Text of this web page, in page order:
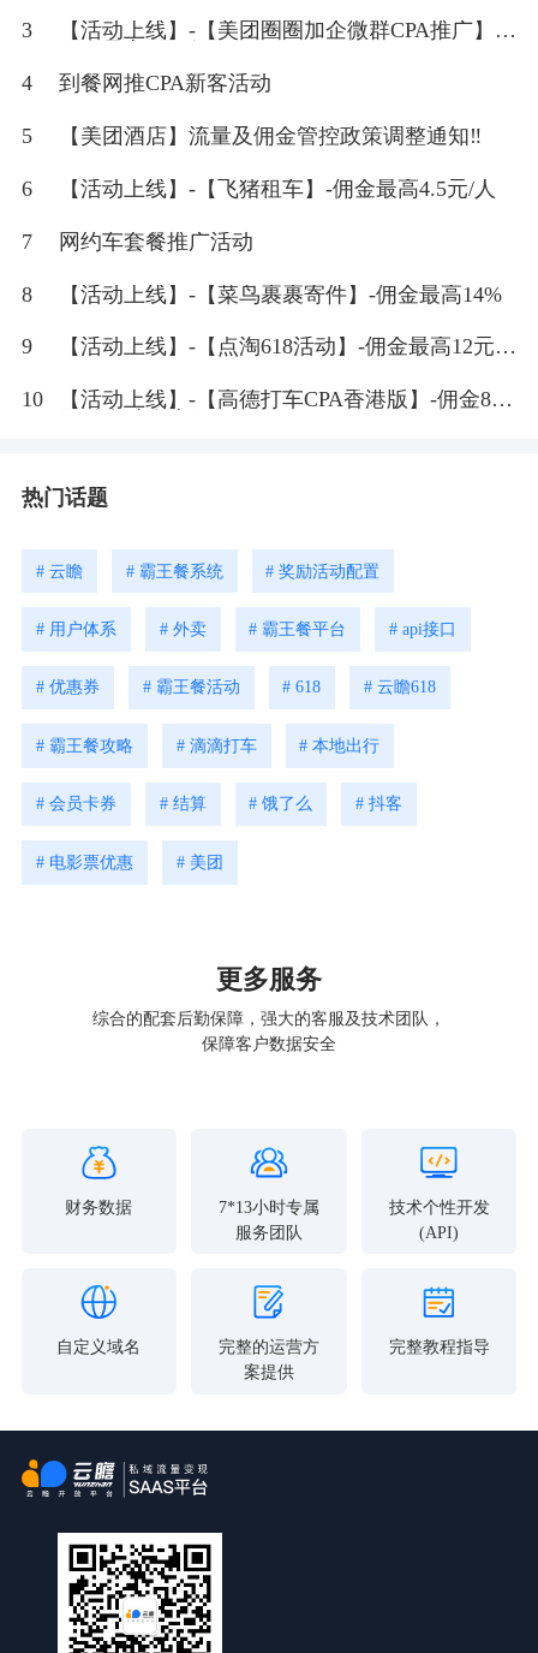
3
【活动上线】-【美团圈圈加企微群CPA推广】-
4
到餐网推CPA新客活动
5 【美团酒店】流量及佣金管控政策调整通知‼
6 【活动上线】-【飞猪租车】-佣金最高4.5元/人
7 网约车套餐推广活动
8 【活动上线】-【菜鸟裹裹寄件】-佣金最高14%
9
【活动上线】-【点淘618活动】-佣金最高12元
10
【活动上线】-【高德打车CPA香港版】-佣金8
热门话题
# 云瞻 # 霸王餐系统 # 奖励活动配置
# 用户体系 # 外卖 # 霸王餐平台 # api接口
# 优惠券 # 霸王餐活动 # 618 # 云瞻618
# 霸王餐攻略 # 滴滴打车 # 本地出行
# 会员卡券 # 结算 # 饿了么 # 抖客
# 电影票优惠 # 美团
更多服务
综合的配套后勤保障，强大的客服及技术团队，
保障客户数据安全
财务数据
7*13小时专属
服务团队
技术个性开发
(API)
自定义域名
完整的运营方
案提供
完整教程指导